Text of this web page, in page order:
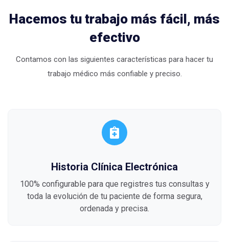
Hacemos tu trabajo más fácil, más
efectivo
Contamos con las siguientes características para hacer tu
trabajo médico más confiable y preciso.
Historia Clínica Electrónica
100% configurable para que registres tus consultas y
toda la evolución de tu paciente de forma segura,
ordenada y precisa.